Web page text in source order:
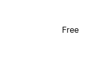
Free